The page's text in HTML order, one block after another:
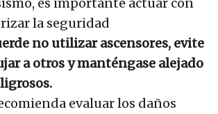
la seguridad
no utilizar ascensores, evite
a otros y manténgase alejado
evaluar los daños